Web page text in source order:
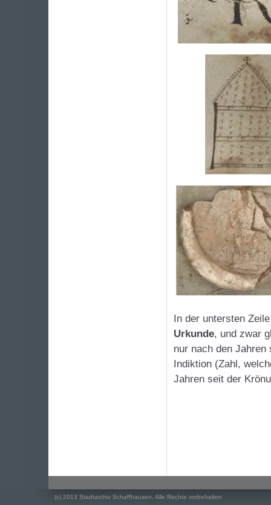
In der untersten
Urkunde, und zwar
nur nach den
Indiktion (Zahl,
Jahren seit der
(c) 2013 Stadtarchiv Schaffhausen, Alle Rechte vorbehalten